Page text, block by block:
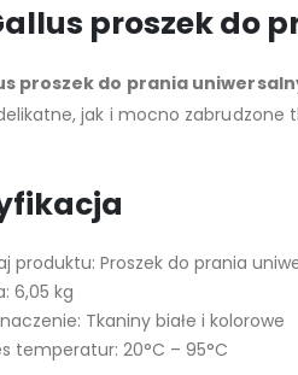
proszek do
proszek do prania
jak i mocno zabrudzone
produktu: Proszek do prania
6,05 kg
Tkaniny białe i kolorowe
temperatur: 20°C – 95°C